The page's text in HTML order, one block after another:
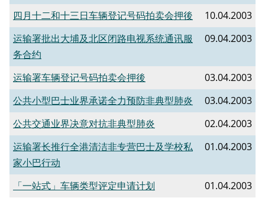
四月十二和十三日车辆登记号码拍卖会押後
10.04.2003
运输署批出大埔及北区闭路电视系统通讯服
务合约
09.04.2003
运输署车辆登记号码拍卖会押後
03.04.2003
公共小型巴士业界承诺全力预防非典型肺炎
03.04.2003
公共交通业界决意对抗非典型肺炎
02.04.2003
运输署长推行全港清洁非专营巴士及学校私
家小巴行动
01.04.2003
「一站式」车辆类型评定申请计划 01.04.2003